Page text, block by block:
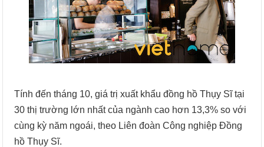
Tính đến tháng 10, giá trị xuất khẩu đồng hồ Thụy Sĩ tại
30 thị trường lớn nhất của ngành cao hơn 13,3% so với
cùng kỳ năm ngoái, theo Liên đoàn Công nghiệp Đồng
hồ Thụy Sĩ.